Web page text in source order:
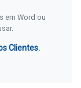
em Word ou
Clientes.